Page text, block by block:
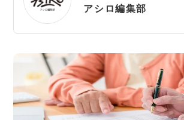
債務整理
離婚問題
交通事故
AI Search Premium
掲載をご検討の弁護士の方へ
アシロ編集部